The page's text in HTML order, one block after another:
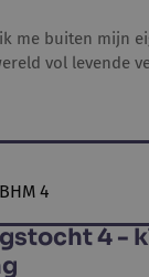
me buiten mijn
vol levende
4 -